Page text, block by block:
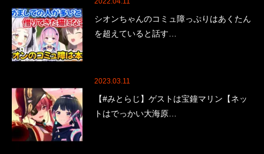
シオンちゃんのコミュ障っぷりはあくたん
を超えていると話す…
2023.03.11
【#みとらじ】ゲストは宝鐘マリン【ネッ
トはでっかい大海原…